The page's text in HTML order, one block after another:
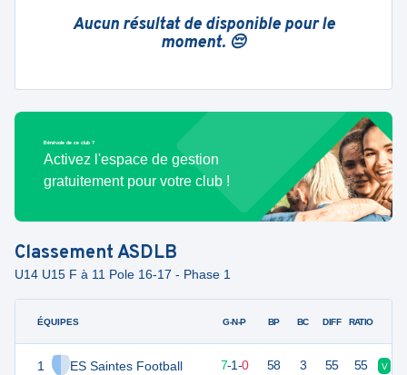
Aucun résultat de disponible pour le
moment. 😔
Bénévole de ce club ?
Activez l'espace de gestion
gratuitement pour votre club !
ClassementASDLB
U14 U15 F à 11 Pole 16-17 - Phase 1
ÉQUIPES
1 ES Saintes Football
G-N-P BP BC DIFF RATIO
22 7-1-0 58 3 55 55 V